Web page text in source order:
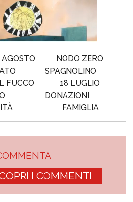
NODO ZERO
SPAGNOLINO
FUOCO
18 LUGLIO
DONAZIONI
FAMIGLIA
I COMMENTI